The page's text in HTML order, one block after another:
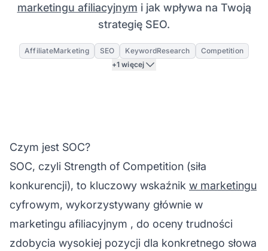
marketingu afiliacyjnym i jak wpływa na Twoją
strategię SEO.
AffiliateMarketing SEO KeywordResearch
Competition
+1 więcej
Czym jest SOC?
SOC, czyli Strength of Competition (siła
konkurencji), to kluczowy wskaźnik w marketingu
cyfrowym, wykorzystywany głównie w
marketingu afiliacyjnym , do oceny trudności
zdobycia wysokiej pozycji dla konkretnego słowa